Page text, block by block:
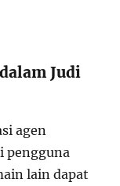
Judi
agen
pengguna
lain dapat